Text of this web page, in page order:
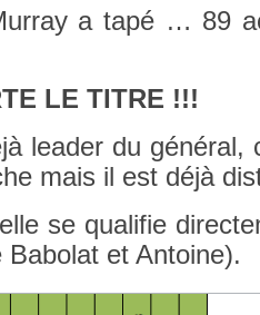
a tapé … 89
LE TITRE !!!
lead­er du général,
mais il est déjà
se qualifie
et An­toine).